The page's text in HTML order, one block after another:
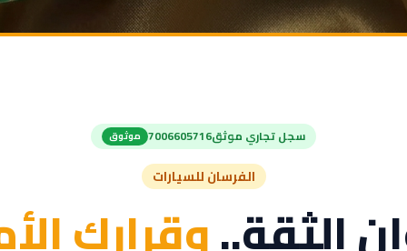
سجل تجاري موثق7006605716 موثوق
الفرسان للسيارات
الثقة..وقرارك